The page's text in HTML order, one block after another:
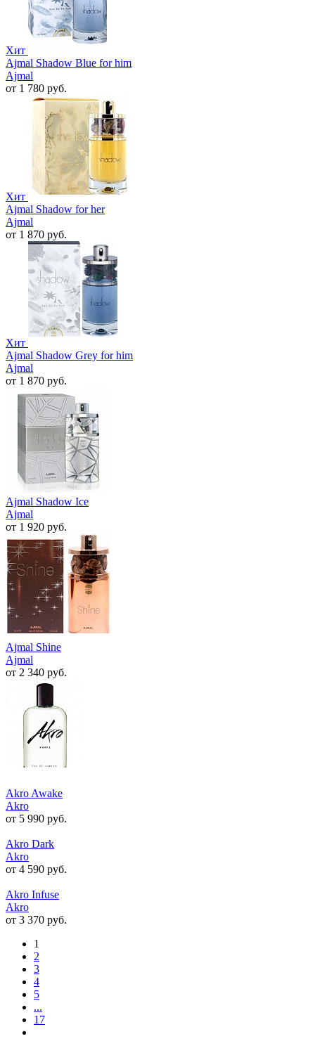
Хит
Ajmal Shadow Blue for him
Ajmal
от 1 780 руб.
Хит
Ajmal Shadow for her
Ajmal
от 1 870 руб.
Хит
Ajmal Shadow Grey for him
Ajmal
от 1 870 руб.
Ajmal Shadow Ice
Ajmal
от 1 920 руб.
Ajmal Shine
Ajmal
от 2 340 руб.
Akro Awake
Akro
от 5 990 руб.
Akro Dark
Akro
от 4 590 руб.
Akro Infuse
Akro
от 3 370 руб.
1
2
3
4
5
...
17